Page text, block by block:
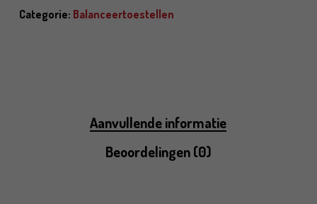
Categorie: Balanceertoestellen
Aanvullende informatie
Beoordelingen (0)